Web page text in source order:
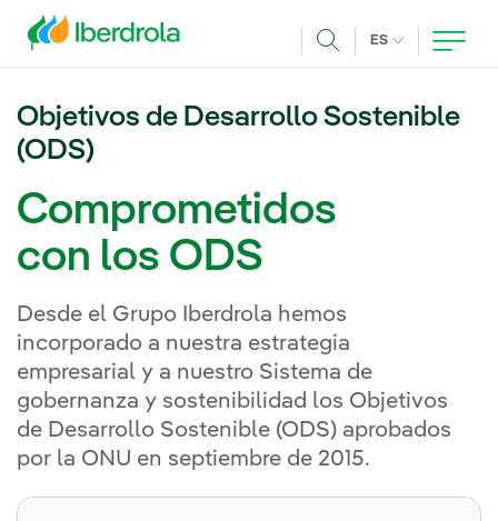
ES IDIOMA
Objetivos de Desarrollo Sostenible
(ODS)
Comprometidos
con los ODS
Desde el Grupo Iberdrola hemos
incorporado a nuestra estrategia
empresarial y a nuestro Sistema de
gobernanza y sostenibilidad los Objetivos
de Desarrollo Sostenible (ODS) aprobados
por la ONU en septiembre de 2015.